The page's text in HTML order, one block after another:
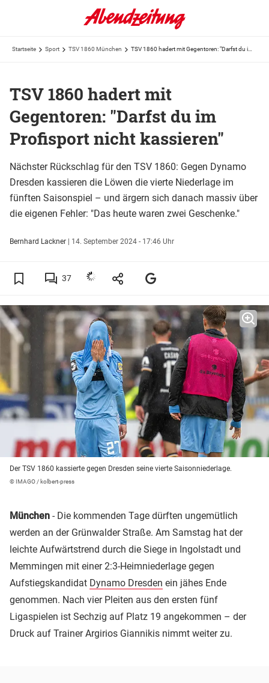
Startseite Sport TSV 1860 München
TSV 1860 hadert mit
Gegentoren: "Darfst du im
Profisport nicht kassieren"
Nächster Rückschlag für den TSV 1860: Gegen Dynamo
Dresden kassieren die Löwen die vierte Niederlage im
fünften Saisonspiel – und ärgern sich danach massiv über
die eigenen Fehler: "Das heute waren zwei Geschenke."
Bernhard Lackner | 14. September 2024 - 17:46 Uhr
37
Der TSV 1860 kassierte gegen Dresden seine vierte Saisonniederlage.
© IMAGO / kolbert-press
München - Die kommenden Tage dürften ungemütlich
werden an der Grünwalder Straße. Am Samstag hat der
leichte Aufwärtstrend durch die Siege in Ingolstadt und
Memmingen mit einer 2:3-Heimniederlage gegen
Aufstiegskandidat Dynamo Dresden ein jähes Ende
genommen. Nach vier Pleiten aus den ersten fünf
Ligaspielen ist Sechzig auf Platz 19 angekommen – der
Druck auf Trainer Argirios Giannikis nimmt weiter zu.